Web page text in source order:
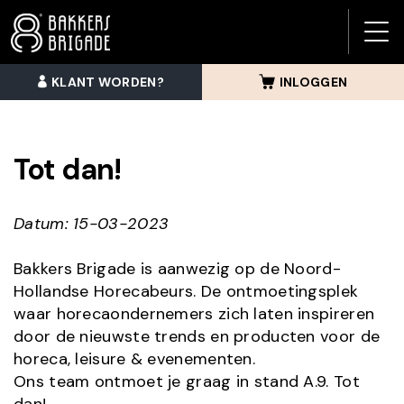
KLANT WORDEN? INLOGGEN
Tot dan!
Datum: 15-03-2023
Bakkers Brigade is aanwezig op de Noord-
Hollandse Horecabeurs. De ontmoetingsplek
waar horecaondernemers zich laten inspireren
door de nieuwste trends en producten voor de
horeca, leisure & evenementen.
Ons team ontmoet je graag in stand A.9. Tot